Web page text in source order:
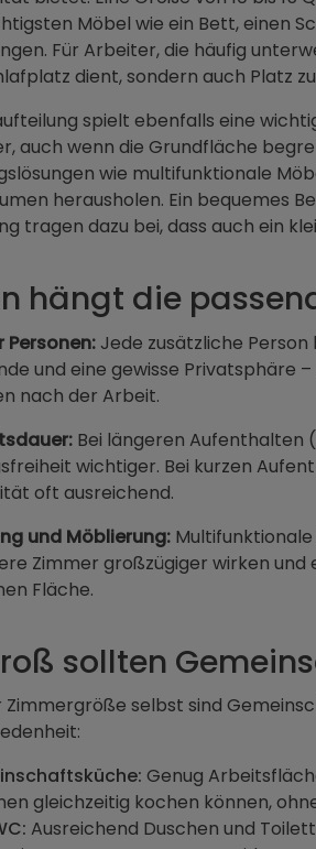
Möbel wie ein Bett, einen
Für Arbeiter, die häufig
dient, sondern auch Platz
spielt ebenfalls eine
auch wenn die Grundfläche
wie multifunktionale
herausholen. Ein bequemes
tragen dazu bei, dass auch ein
hängt die
Personen: Jede zusätzliche
und eine gewisse Privatsphäre
nach der Arbeit.
Bei längeren
wichtiger. Bei kurzen
oft ausreichend.
und Möblierung:
Zimmer großzügiger wirken
Fläche.
sollten
Zimmergröße selbst sind
Genug
gleichzeitig kochen können,
Ausreichend Duschen und